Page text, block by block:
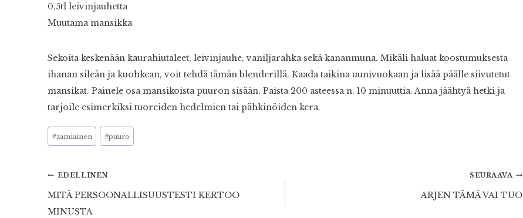
0,5tl leivinjauhetta
Muutama mansikka
Sekoita keskenään kaurahiutaleet, leivinjauhe, vaniljarahka sekä kananmuna. Mikäli haluat koostumuksesta
ihanan sileän ja kuohkean, voit tehdä tämän blenderillä. Kaada taikina uunivuokaan ja lisää päälle siivutetut
mansikat. Painele osa mansikoista puuron sisään. Paista 200 asteessa n. 10 minuuttia. Anna jäähtyä hetki ja
tarjoile esimerkiksi tuoreiden hedelmien tai pähkinöiden kera.
Avainsanat:
#aamiainen #puuro
Artikkelien
selaus
EDELLINEN
MITÄ PERSOONALLISUUSTESTI KERTOO
MINUSTA
SEURAAVA
ARJEN TÄMÄ VAI TUO